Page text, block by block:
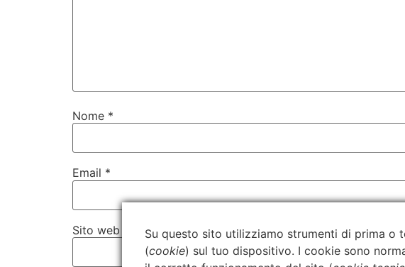
Nome *
Email *
Sito web
Su questo sito utilizziamo strumenti di prima o
(cookie) sul tuo dispositivo. I cookie sono